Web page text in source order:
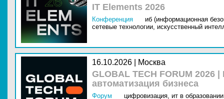
IT Elements 2026
Конференция
иб (информационная
сетевые технологии, искусственный
16.10.2026 | Москва
GLOBAL TECH FORUM
автоматизация бизнеса
Форум цифровизация, ит в